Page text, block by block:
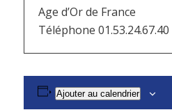
Age d’Or de France
Téléphone 01.53.24.67.40
Ajouter au calendrier